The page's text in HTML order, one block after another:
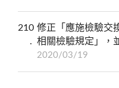
210 修正「應施檢驗交
相關檢驗規定」，
2020/03/19